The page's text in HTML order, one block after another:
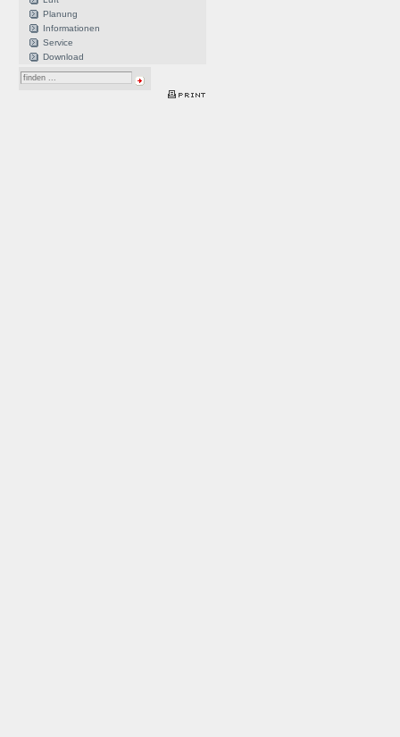
Planung
Informationen
Service
Download